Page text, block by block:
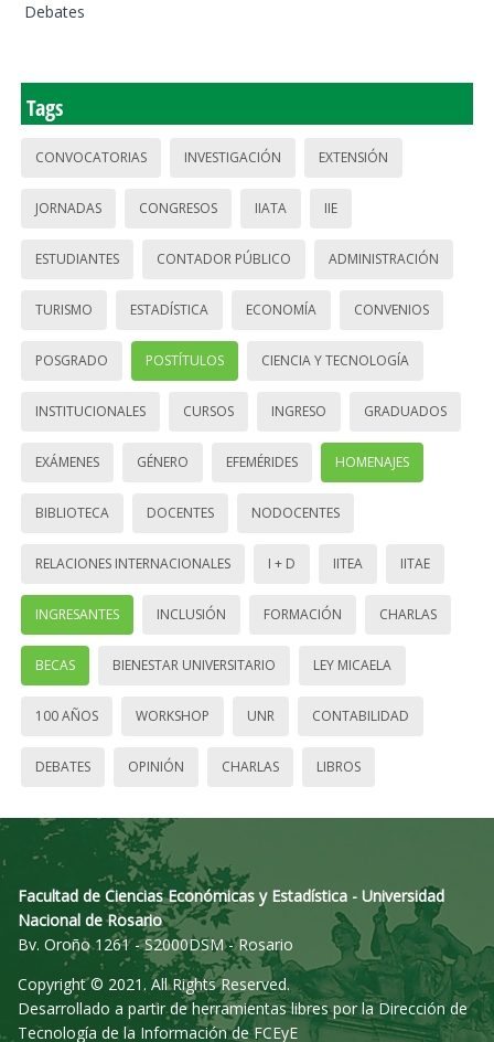
Debates
Tags
CONVOCATORIAS INVESTIGACIÓN EXTENSIÓN
JORNADAS CONGRESOS IIATA IIE
ESTUDIANTES CONTADOR PÚBLICO ADMINISTRACIÓN
TURISMO ESTADÍSTICA ECONOMÍA CONVENIOS
POSGRADO POSTÍTULOS CIENCIA Y TECNOLOGÍA
INSTITUCIONALES CURSOS INGRESO GRADUADOS
EXÁMENES GÉNERO EFEMÉRIDES HOMENAJES
BIBLIOTECA DOCENTES NODOCENTES
RELACIONES INTERNACIONALES I + D IITEA IITAE
INGRESANTES INCLUSIÓN FORMACIÓN CHARLAS
BECAS BIENESTAR UNIVERSITARIO LEY MICAELA
100 AÑOS WORKSHOP UNR CONTABILIDAD
DEBATES OPINIÓN CHARLAS LIBROS
Facultad de Ciencias Económicas y Estadística - Universidad
Nacional de Rosario
Bv. Oroño 1261 - S2000DSM - Rosario
Copyright © 2021. All Rights Reserved.
Desarrollado a partir de herramientas libres por la Dirección de
Tecnología de la Información de FCEyE